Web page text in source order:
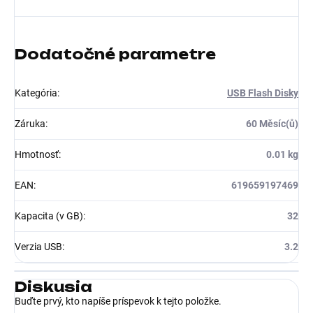
Dodatočné parametre
Kategória: USB Flash Disky
Záruka: 60 Měsíc(ů)
Hmotnosť: 0.01 kg
EAN: 619659197469
Kapacita (v GB): 32
Verzia USB: 3.2
Diskusia
Buďte prvý, kto napíše príspevok k tejto položke.